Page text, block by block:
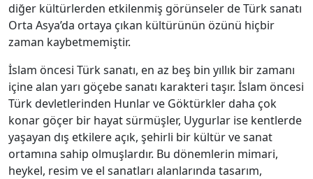
diğer kültürlerden etkilenmiş görünseler de Türk sanatı
Orta Asya’da ortaya çıkan kültürünün özünü hiçbir
zaman kaybetmemiştir.
İslam öncesi Türk sanatı, en az beş bin yıllık bir zamanı
içine alan yarı göçebe sanatı karakteri taşır. İslam öncesi
Türk devletlerinden Hunlar ve Göktürkler daha çok
konar göçer bir hayat sürmüşler, Uygurlar ise kentlerde
yaşayan dış etkilere açık, şehirli bir kültür ve sanat
ortamına sahip olmuşlardır. Bu dönemlerin mimari,
heykel, resim ve el sanatları alanlarında tasarım,